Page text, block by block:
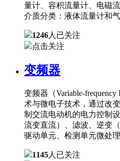
量计、容积流量计、电磁
介质分类：液体流量计和气
1246人已关注
点击关注
变频器
变频器（Variable-
术与微电子技术，通过改
制交流电动机的电力控制
流变直流）、滤波、逆变
驱动单元、检测单元微处
1145人已关注